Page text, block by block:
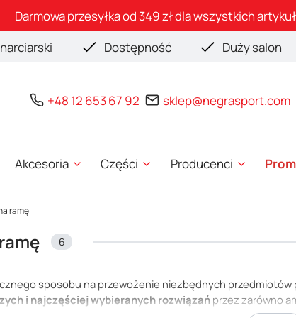
Darmowa przesyłka od 349 zł dla wszystkich
Dostępność Duży salon
+48 12 653 67 92 sklep@negrasport.com
Akcesoria Części Producenci
ramę
6
sposobu na przewożenie niezbędnych przedmiotów
i najczęściej wybieranych rozwiązań przez zarówno
kluczy, powerbanka, batonów energetycznych czy